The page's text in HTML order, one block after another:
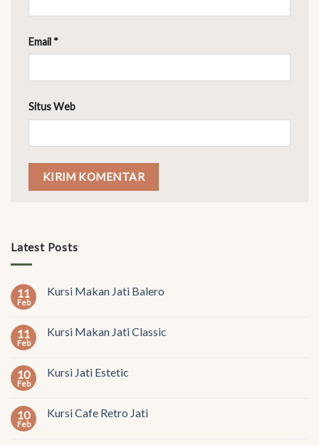
Email *
Situs Web
Latest Posts
11
Feb
Kursi Makan Jati Balero
11
Feb
Kursi Makan Jati Classic
10
Feb
Kursi Jati Estetic
10
Feb
Kursi Cafe Retro Jati